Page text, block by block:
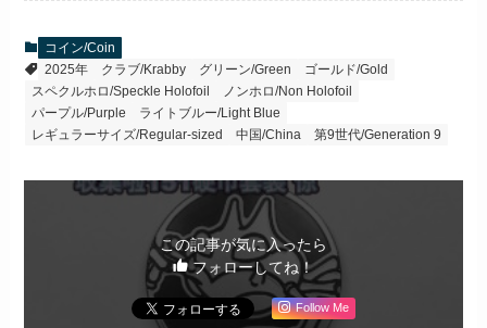
コイン/Coin
2025年
クラブ/Krabby グリーン/Green
ゴールド/Gold
スペクルホロ/Speckle Holofoil
ノンホロ/Non Holofoil
パープル/Purple
ライトブルー/Light Blue
レギュラーサイズ/Regular-sized
中国/China 第9世代/Generation 9
この記事が気に入ったら
フォローしてね！
Follow Me